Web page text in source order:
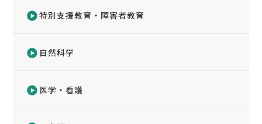
特別支援教育・障害者教育
自然科学
医学・看護